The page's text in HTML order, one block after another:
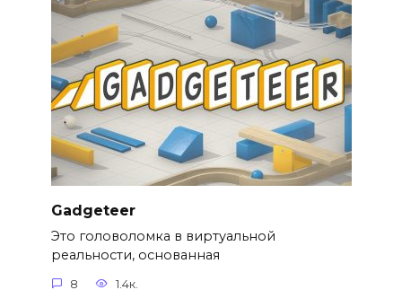
Gadgeteer
Это головоломка в виртуальной
реальности, основанная
8 1.4к.